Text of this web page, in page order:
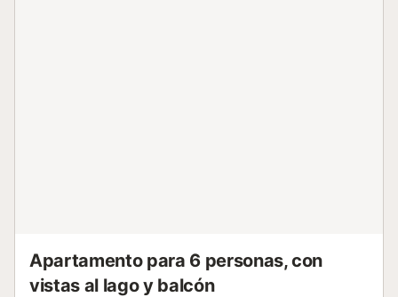
Apartamento para 6 personas, con
vistas al lago y balcón